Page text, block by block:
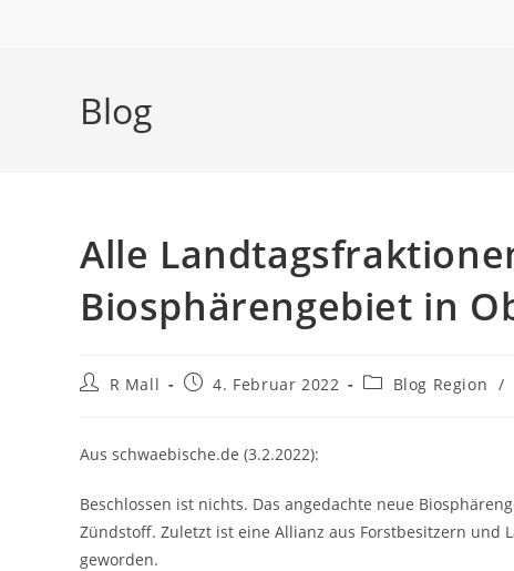
Blog
Alle
Biosphärengebiet in
Beitrags-
R Mall
Beitrag4. Februar 2022
Beitrags-
Blog Region /
Aus schwaebische.de (3.2.2022):
Beschlossen ist nichts. Das angedachte neue
Zündstoff. Zuletzt ist eine Allianz aus Forstbesitzern und
geworden.